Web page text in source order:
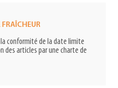
la conformité de la date limite
des articles par une charte de